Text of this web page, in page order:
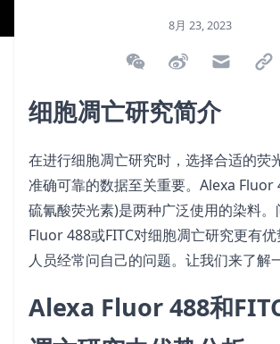
8月 23, 2023
微信扫描二维码分享文
分享到微博通过电子
通
细胞凋亡研究简介
在进行细胞凋亡研究时，选择合适的荧
准确可靠的数据至关重要。Alexa Fluor
硫氰酸荧光素)是两种广泛使用的染料。
Fluor 488或FITC对细胞凋亡研究更有优
人员经常问自己的问题。让我们来了解
Alexa Fluor 488和